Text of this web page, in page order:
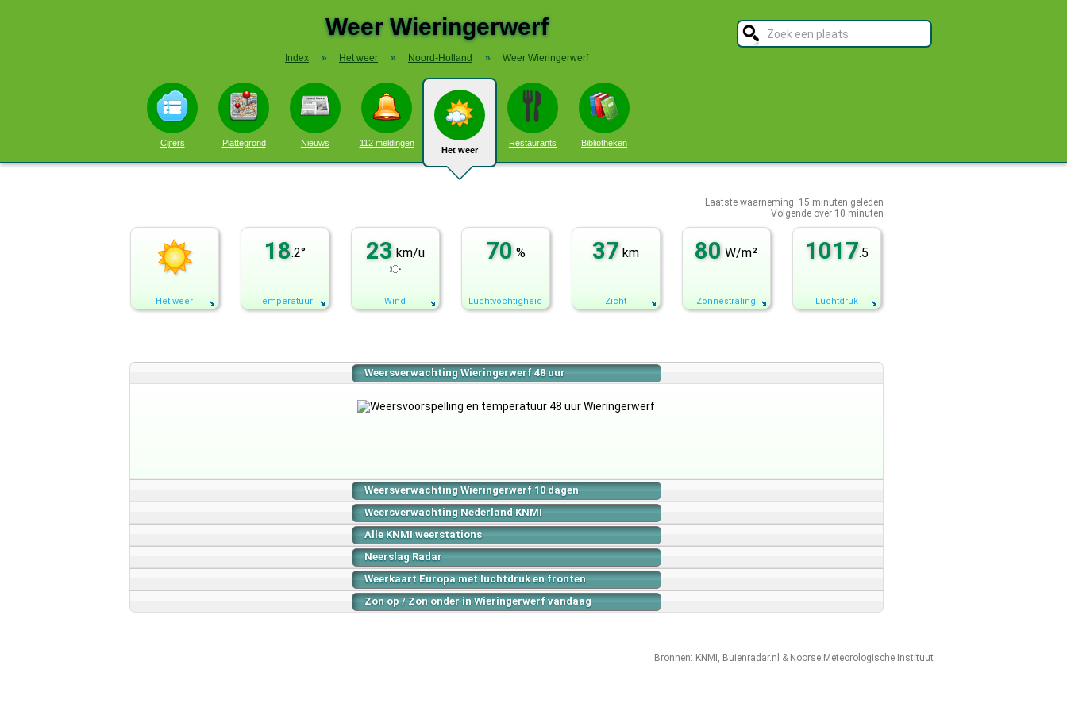
Weer Wieringerwerf
Index » Het weer » Noord-Holland » Weer Wieringerwerf
Cijfers Plattegrond Nieuws 112 meldingen
Het weer
Restaurants Bibliotheken
Laatste waarneming: 15 minuten geleden
Volgende over 10 minuten
Het weer
18.2°
Temperatuur
23 km/u
Wind
70 %
Luchtvochtigheid
37 km
Zicht
80 W/m²
Zonnestraling
1017.5
Luchtdruk
Weersverwachting Wieringerwerf 48 uur
Weersverwachting Wieringerwerf 10 dagen
Weersverwachting Nederland KNMI
Alle KNMI weerstations
Neerslag Radar
Weerkaart Europa met luchtdruk en fronten
Zon op / Zon onder in Wieringerwerf vandaag
Bronnen: KNMI , Buienradar.nl & Noorse Meteorologische Instituut